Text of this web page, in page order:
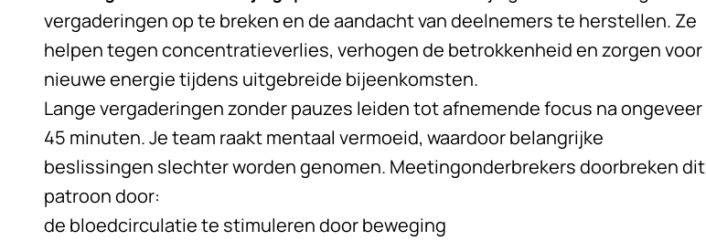
vergaderingen op te breken en de aandacht van deelnemers te herstellen. Ze
helpen tegen concentratieverlies, verhogen de betrokkenheid en zorgen voor
nieuwe energie tijdens uitgebreide bijeenkomsten.
Lange vergaderingen zonder pauzes leiden tot afnemende focus na ongeveer
45 minuten. Je team raakt mentaal vermoeid, waardoor belangrijke
beslissingen slechter worden genomen. Meetingonderbrekers doorbreken dit
patroon door:
de bloedcirculatie te stimuleren door beweging